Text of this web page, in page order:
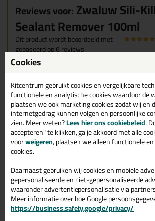
Reviews voor:Zwaluw Sili-
Sealant Remover 100ml
Dit product wordt beoordeeld met
gebaseerd op6reviews
Geschreven door Maes jp op 17 juni 2026
Verpakking opent niet makkelijk, wat
kinderen in huis.
Goed aan te brengen met het kwastje,
kitrestjes goed!
Goed schudden voor gebruik is gewenst.
uitsmeren, even wachten en zie daar.
gaan er zo af.
Geschreven door Wim op 27 december 2024
Cookies
Kitcentrum gebruikt cookies en vergelijkbare
functionele en analytische cookies waardoor de
plaatsen we ook marketing cookies zodat wij en
internetgedrag kunnen volgen en persoonlijke
zien. Meer weten?Lees hier ons cookiebeleid.
accepteren" te klikken, ga je akkoord met alle
voorweigeren, plaatsen we alleen functionele
cookies.
Daarnaast gebruiken wij cookies en mobiele
gepersonaliseerde en niet-gepersonaliseerde
waaronder advertentiepersonalisatie via
Meer informatie over hoe Google
https://business.safety.google/privacy/